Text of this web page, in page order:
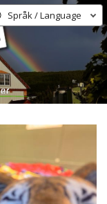
Språk / Language